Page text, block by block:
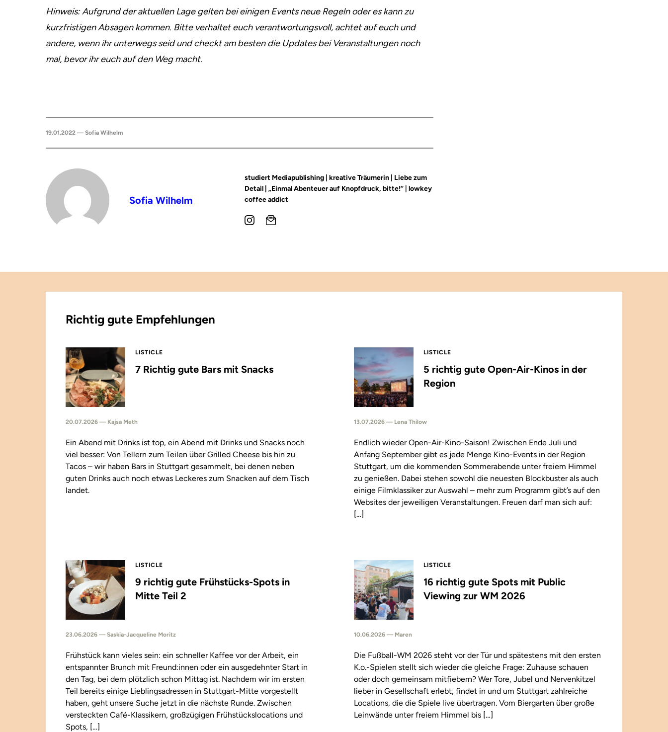
Hinweis:Aufgrund der aktuellen Lage gelten bei einigen Events neue Regeln oder es kann zu
kurzfristigen Absagen kommen. Bitte verhaltet euch verantwortungsvoll, achtet auf euch und
andere, wenn ihr unterwegs seid und checkt am besten die Updates bei Veranstaltungen noch
mal, bevor ihr euch auf den Weg macht.
19.01.2022 — Sofia Wilhelm
Sofia Wilhelm
studiert Mediapublishing | kreative Träumerin | Liebe zum
Detail | „Einmal Abenteuer auf Knopfdruck, bitte!“ | lowkey
coffee addict
Richtig gute Empfehlungen
LISTICLE
7 Richtig gute Bars mit Snacks
20.07.2026 — Kajsa Meth
Ein Abend mit Drinks ist top, ein Abend mit Drinks und Snacks noch
viel besser: Von Tellern zum Teilen über Grilled Cheese bis hin zu
Tacos – wir haben Bars in Stuttgart gesammelt, bei denen neben
guten Drinks auch noch etwas Leckeres zum Snacken auf dem Tisch
landet.
LISTICLE
5 richtig gute Open-Air-Kinos in der
Region
13.07.2026 — Lena Thilow
Endlich wieder Open-Air-Kino-Saison! Zwischen Ende Juli und
Anfang September gibt es jede Menge Kino-Events in der Region
Stuttgart, um die kommenden Sommerabende unter freiem Himmel
zu genießen. Dabei stehen sowohl die neuesten Blockbuster als auch
einige Filmklassiker zur Auswahl – mehr zum Programm gibt’s auf den
Websites der jeweiligen Veranstaltungen. Freuen darf man sich auf:
[…]
LISTICLE
9 richtig gute Frühstücks-Spots in
Mitte Teil 2
23.06.2026 — Saskia-Jacqueline Moritz
Frühstück kann vieles sein: ein schneller Kaffee vor der Arbeit, ein
entspannter Brunch mit Freund:innen oder ein ausgedehnter Start in
den Tag, bei dem plötzlich schon Mittag ist. Nachdem wir im ersten
Teil bereits einige Lieblingsadressen in Stuttgart-Mitte vorgestellt
haben, geht unsere Suche jetzt in die nächste Runde. Zwischen
versteckten Café-Klassikern, großzügigen Frühstückslocations und
Spots, […]
LISTICLE
16 richtig gute Spots mit Public
Viewing zur WM 2026
10.06.2026 — Maren
Die Fußball-WM 2026 steht vor der Tür und spätestens mit den ersten
K.o.-Spielen stellt sich wieder die gleiche Frage: Zuhause schauen
oder doch gemeinsam mitfiebern? Wer Tore, Jubel und Nervenkitzel
lieber in Gesellschaft erlebt, findet in und um Stuttgart zahlreiche
Locations, die die Spiele live übertragen. Vom Biergarten über große
Leinwände unter freiem Himmel bis […]